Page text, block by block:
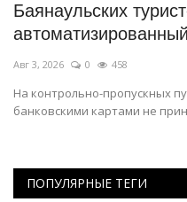
Баянаульских
Авг 3, 2026 0 458
На контрольно-пропускных
банковскими картами не
ПОПУЛЯРНЫЕ ТЕГИ